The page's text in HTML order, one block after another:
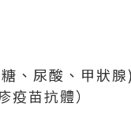
、尿酸、甲狀腺)
苗抗體）